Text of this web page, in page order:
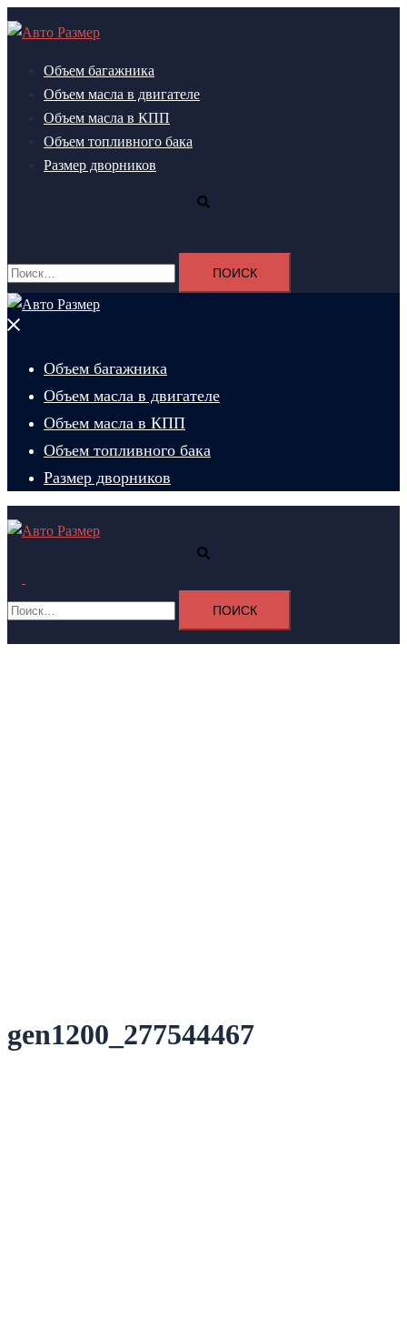
Перейти
содержимому
Объем багажника
Объем масла в двигателе
Объем масла в КПП
Объем топливного бака
Размер дворников
Найти:
Закрыть
Объем багажника
Объем масла в двигателе
Объем масла в КПП
Объем топливного бака
Размер дворников
меню
Найти:
gen1200_277544467